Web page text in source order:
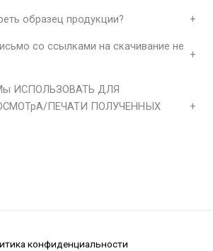
образец продукции? +
со ссылками на скачивание не
+
ИСПОЛЬЗОВАТЬ ДЛЯ
ПЕЧАТИ ПОЛУЧЕННЫХ
+
конфиденциальности